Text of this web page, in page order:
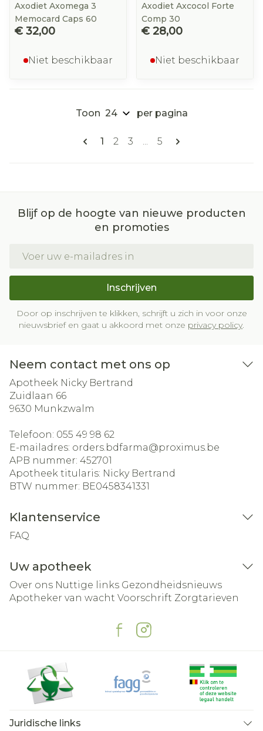
Axodiet Axomega 3
Memocard Caps 60
€ 32,00
Niet beschikbaar
Axodiet Axcocol Forte
Comp 30
€ 28,00
Niet beschikbaar
Pagina's
U lees momenteel pagina
1 Pagina
2 Pagina
3 ... Pagina
5
Toon per pagina
Blijf op de hoogte van nieuwe producten
en promoties
Inschrijven
Door op inschrijven te klikken, schrijft u zich in voor onze
nieuwsbrief en gaat u akkoord met onze privacy policy.
Neem contact met ons op
Apotheek Nicky Bertrand
Zuidlaan 66
9630 Munkzwalm
Telefoon: 055 49 98 62
E-mailadres: orders.bdfarma@proximus.be
APB nummer: 452701
Apotheek titularis: Nicky Bertrand
BTW nummer: BE0458341331
Klantenservice
FAQ
Uw apotheek
Over ons Nuttige links Gezondheidsnieuws
Apotheker van wacht Voorschrift Zorgtarieven
Juridische links